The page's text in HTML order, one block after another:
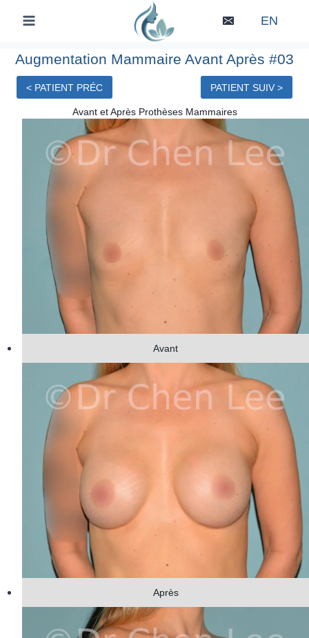
EN
Augmentation Mammaire Avant Après #03
< PATIENT PRÉC PATIENT SUIV >
Avant et Après Prothèses Mammaires
Avant
Après